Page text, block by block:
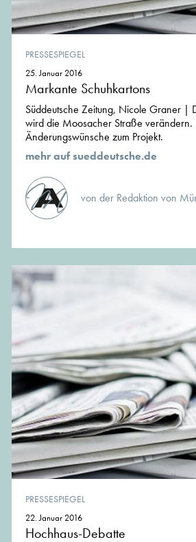
PRESSESPIEGEL
25. Januar 2016
Markante Schuhkartons
Süddeutsche Zeitung, Nicole Graner |
wird die Moosacher Straße verändern.
Änderungswünsche zum Projekt.
mehr auf sueddeutsche.de
von der Redaktion von
PRESSESPIEGEL
22. Januar 2016
Hochhaus-Debatte